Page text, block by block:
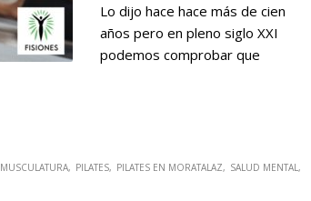
Lo dijo hace hace más de cien
años pero en pleno siglo XXI
podemos comprobar que
MUSCULATURA PILATES PILATES EN MORATALAZ SALUD MENTAL